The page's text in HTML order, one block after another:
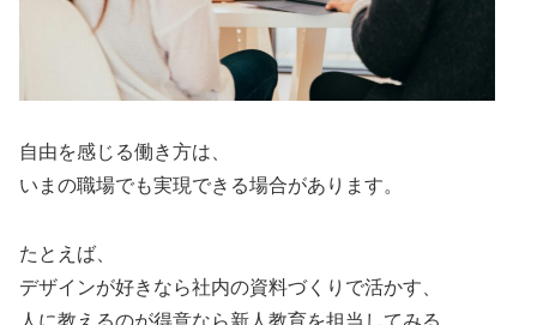
自由を感じる働き方は、
いまの職場でも実現できる場合があります。
たとえば、
デザインが好きなら社内の資料づくりで活かす、
人に教えるのが得意なら新人教育を担当してみる。